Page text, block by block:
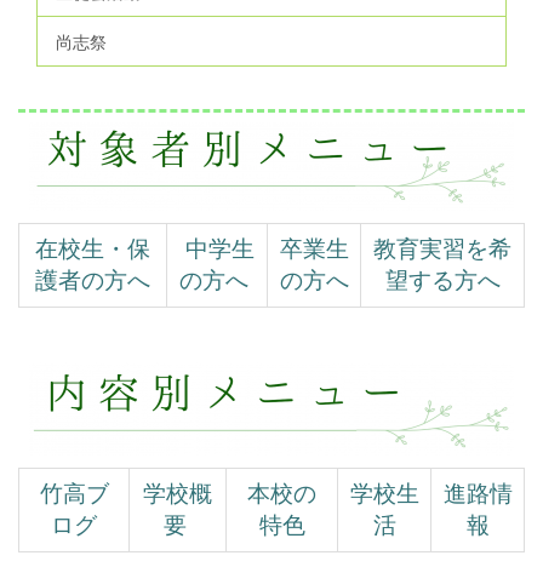
尚志祭
在校生・保
護者の方へ
中学生
の方へ
卒業生
の方へ
教育実習を希
望する方へ
竹高ブ
ログ
学校概
要
本校の
特色
学校生
活
進路情
報